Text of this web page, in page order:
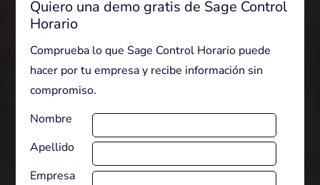
Quiero una demo gratis de Sage Control
Horario
Comprueba lo que Sage Control Horario puede
hacer por tu empresa y recibe información sin
compromiso.
Nombre
Apellido
Empresa